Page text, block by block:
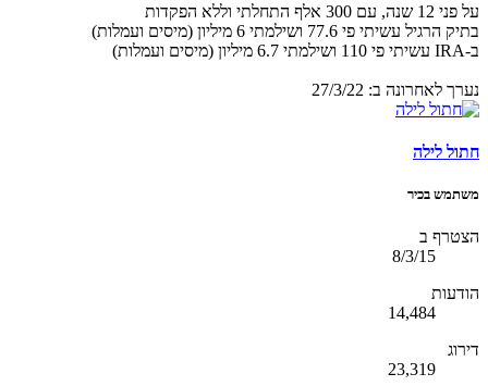
על פני 12 שנה, עם 300 אלף התחלתי וללא הפקדות
בתיק הרגיל עשיתי פי 77.6 ושילמתי 6 מיליון (מיסים ועמלות)
ב-IRA עשיתי פי 110 ושילמתי 6.7 מיליון (מיסים ועמלות)
נערך לאחרונה ב: 27/3/22
חתול לילה
משתמש בכיר
הצטרף ב
8/3/15
הודעות
14,484
דירוג
23,319